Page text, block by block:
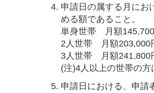
申請日の属する月にお
める額であること。
単身世帯 月額
2人世帯 月額203,000
3人世帯 月額241,800
(注)4人以上の世帯の方
申請日における、申請